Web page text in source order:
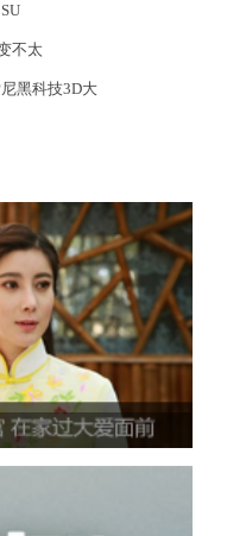
不太
黑科技3D大